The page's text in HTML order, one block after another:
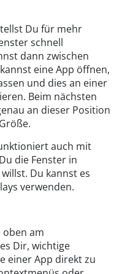
Du für mehr
schnell
dann zwischen
eine App öffnen,
und dies an einer
Beim nächsten
an dieser Position
auch mit
die Fenster in
Du kannst es
verwenden.
oben am
Dir, wichtige
einer App direkt zu